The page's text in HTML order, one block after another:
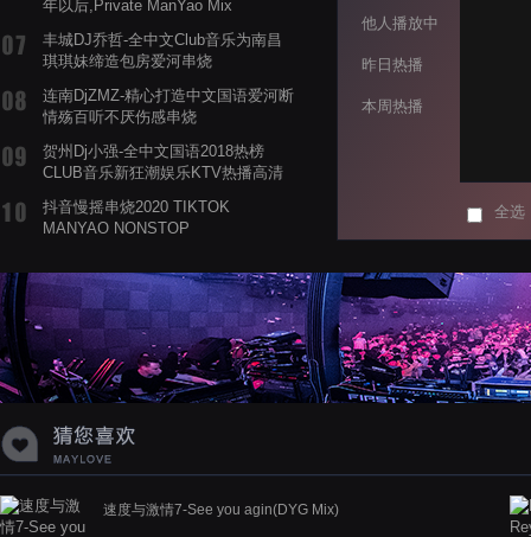
年以后,Private ManYao Mix
丰城DJ乔哲-全中文Club音乐为南昌
琪琪妹缔造包房爱河串烧
连南DjZMZ-精心打造中文国语爱河断
情殇百听不厌伤感串烧
贺州Dj小强-全中文国语2018热榜
CLUB音乐新狂潮娱乐KTV热播高清
抖音慢摇串烧2020 TIKTOK
MANYAO NONSTOP
蝉爸爸妈妈爱存在夏天的风是想你的
声音啊
他人播放中
昨日热播
本周热播
全选
速度与激情7-See you agin(DYG Mix)